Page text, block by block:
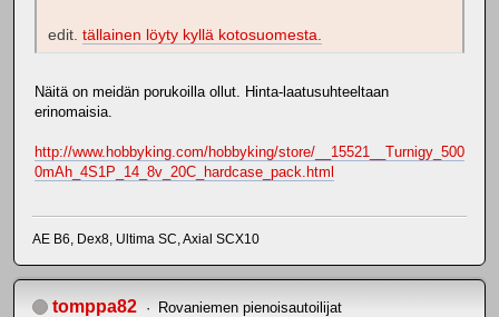
edit. tällainen löyty kyllä kotosuomesta.
Näitä on meidän porukoilla ollut. Hinta-laatusuhteeltaan
erinomaisia.
http://www.hobbyking.com/hobbyking/store/__15521__Turnigy_500
0mAh_4S1P_14_8v_20C_hardcase_pack.html
AE B6, Dex8, Ultima SC, Axial SCX10
tomppa82 Rovaniemen pienoisautoilijat